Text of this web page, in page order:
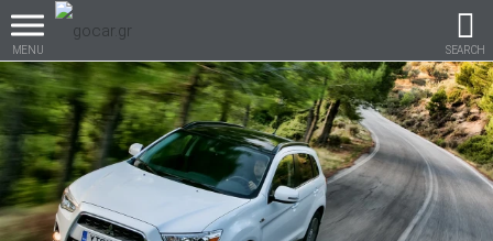
MENU SEARCH
Βρες τα πάντα για το
αυτοκίνητο!